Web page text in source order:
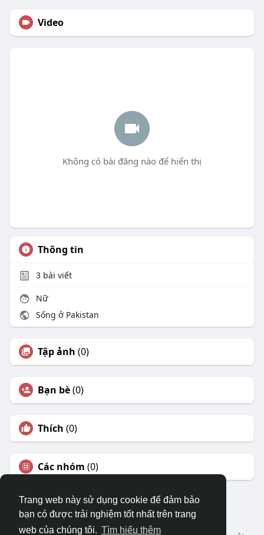
Trang web này sử dụng cookie để đảm bảo
bạn có được trải nghiệm tốt nhất trên trang
web của chúng tôi. Tìm hiểu thêm
Video
Không có bài đăng nào để hiển thị
Thông tin
3bài viết
Nữ
Sống ở Pakistan
Tập ảnh (0)
Bạn bè(0)
Thích (0)
Các nhóm (0)
© 2026 DRVIET.COM